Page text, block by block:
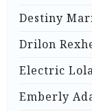
Destiny
Drilon
Electric
Emberly